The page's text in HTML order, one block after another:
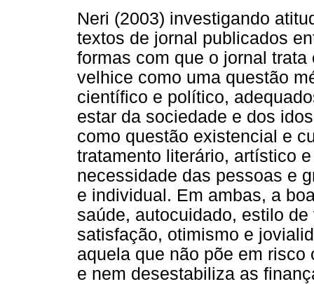
Neri (2003) investigando
textos de jornal publicados
formas com que o jornal
velhice como uma questão
científico e político,
estar da sociedade e dos
como questão existencial e
tratamento literário, artístico
necessidade das pessoas e
e individual. Em ambas, a
saúde, autocuidado, estilo
satisfação, otimismo e
aquela que não põe em
e nem desestabiliza as